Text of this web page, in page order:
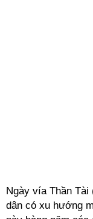
Ngày vía Thần
dân có xu hướng